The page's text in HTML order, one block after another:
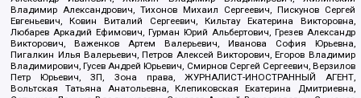
Владимир Александрович, Тихонов Михаил Сергеевич, Пискунов Сергей
Евгеньевич, Ковин Виталий Сергеевич, Кильтау Екатерина Викторовна,
Любарев Аркадий Ефимович, Гурман Юрий Альбертович, Грезев Александр
Викторович, Важенков Артем Валерьевич, Иванова София Юрьевна,
Пигалкин Илья Валерьевич, Петров Алексей Викторович, Егоров Владимир
Владимирович, Гусев Андрей Юрьевич, Смирнов Сергей Сергеевич, Верзилов
Петр Юрьевич, ЗП, Зона права, ЖУРНАЛИСТ-ИНОСТРАННЫЙ АГЕНТ,
Вольтская Татьяна Анатольевна, Клепиковская Екатерина Дмитриевна,